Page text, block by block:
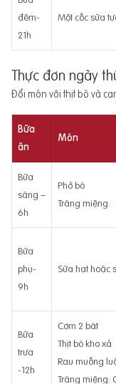
đêm-
21h
Một cốc sữa
Thực đơn ngày
Đổi món với thịt bò và
Bữa
ăn
Món
Bữa
sáng –
6h
Phở bò
Tráng miệng:
Bữa
phụ-
9h
Sữa hạt hoặc
Bữa
trưa
-12h
Cơm 2 bát
Thịt bò kho xả
Rau muống
Tráng miệng: